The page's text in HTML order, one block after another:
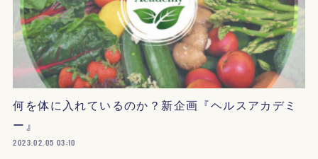
何を体に入れているのか？新企画『ヘルスアカデミ
ー』
2023.02.05 03:10